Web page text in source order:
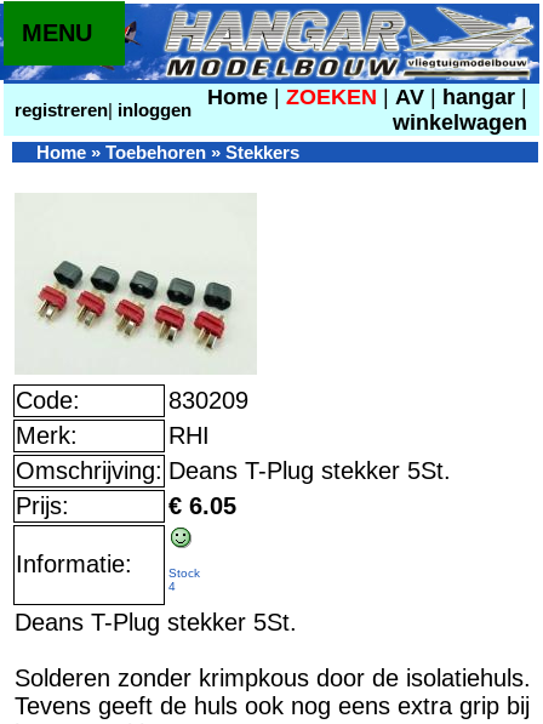
registreren| inloggen
Home ZOEKEN AV hangar
winkelwagen
MENU
Home » Toebehoren » Stekkers
Code:
830209
Merk:
RHI
Omschrijving: Deans T-Plug stekker 5St.
Prijs:
€ 6.05
Informatie:
Stock
4
Deans T-Plug stekker 5St.
Solderen zonder krimpkous door de isolatiehuls.
Tevens geeft de huls ook nog eens extra grip bij